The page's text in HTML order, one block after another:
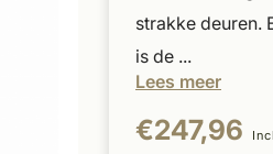
strakke deuren.
is de ...
Lees meer
€247,96